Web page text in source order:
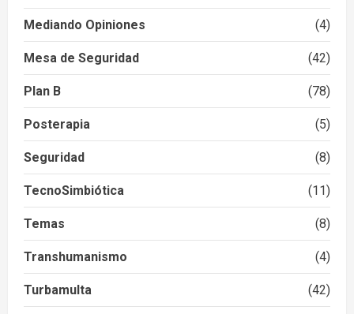
Mediando Opiniones (4)
Mesa de Seguridad (42)
Plan B (78)
Posterapia (5)
Seguridad (8)
TecnoSimbiótica (11)
Temas (8)
Transhumanismo (4)
Turbamulta (42)